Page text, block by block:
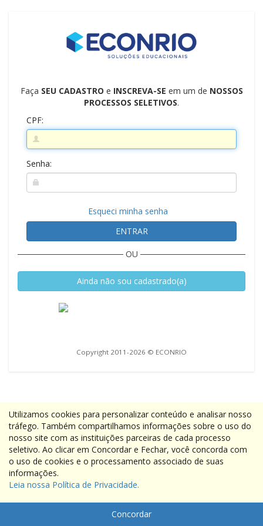
Faça SEU CADASTRO e INSCREVA-SE em um de NOSSOS
PROCESSOS SELETIVOS.
CPF:
Senha:
Esqueci minha senha
ENTRAR
OU
Ainda não sou cadastrado(a)
Copyright 2011-2026 © ECONRIO
Utilizamos cookies para personalizar conteúdo e analisar nosso
tráfego. Também compartilhamos informações sobre o uso do
nosso site com as instituições parceiras de cada processo
seletivo. Ao clicar em Concordar e Fechar, você concorda com
o uso de cookies e o processamento associado de suas
informações.
Leia nossa Política de Privacidade.
Concordar